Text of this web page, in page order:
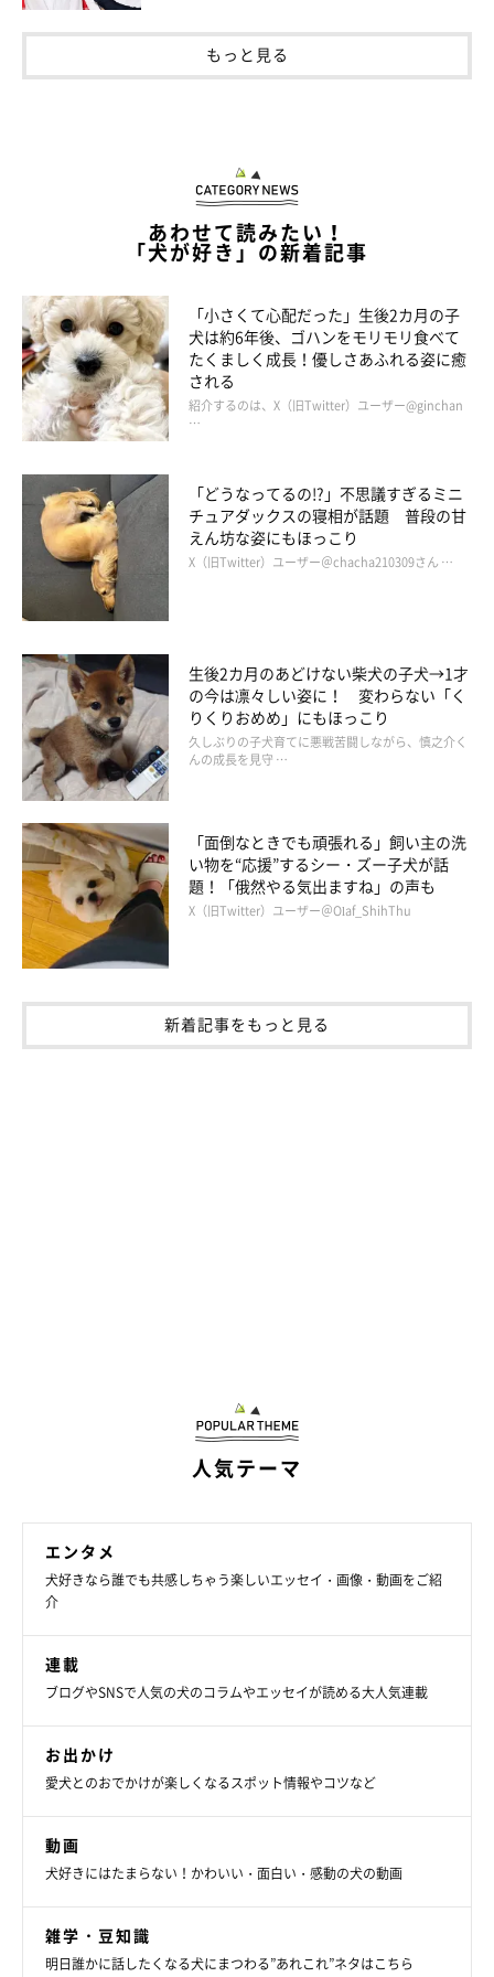
＠saradog0704
飼い主さんによると、メイちゃんは今年で10才に。最近の様子に
ついて伺うと、こんなことを教えてくれました。
「ふだんの様子としてはとてもマイペースで、寝ている時間も多
くなってきましたが、おやつの時間の催促だけは絶対に忘れませ
ん。
また、とてもおりこうなので、飼い主の指示に合わせて『オテ』
『オスワリ』『フセ』ができるのはもちろん、『お留守番してい
てね』と言うと、自ら進んでケージに入って待っていてくれま
す。
飼い主の指示をしっかりわかってくれる賢さと、おやつを全力で
い魅力だと思っています」
飼い主さんにとってメイちゃんは「かけがえ
もっと見る
あわせて読みたい！
「犬が好き」の新着記事
「小さくて心配だった」生後2カ月の子
犬は約6年後、ゴハンをモリモリ食べて
たくましく成長！優しさあふれる姿に癒
される
紹介するのは、X（旧Twitter）ユーザー@ginchan
…
「どうなってるの!?」不思議すぎるミニ
チュアダックスの寝相が話題 普段の甘
えん坊な姿にもほっこり
X（旧Twitter）ユーザー＠chacha210309さん …
生後2カ月のあどけない柴犬の子犬→1才
の今は凛々しい姿に！ 変わらない「く
りくりおめめ」にもほっこり
久しぶりの子犬育てに悪戦苦闘しながら、慎之介く
んの成長を見守 …
「面倒なときでも頑張れる」飼い主の洗
い物を“応援”するシー・ズー子犬が話
題！「俄然やる気出ますね」の声も
X（旧Twitter）ユーザー＠Olaf_ShihThu
新着記事をもっと見る
人気テーマ
エンタメ
犬好きなら誰でも共感しちゃう楽しいエッセイ・画像・動画をご紹
介
連載
ブログやSNSで人気の犬のコラムやエッセイが読める大人気連載
お出かけ
愛犬とのおでかけが楽しくなるスポット情報やコツなど
動画
犬好きにはたまらない！かわいい・面白い・感動の犬の動画
雑学・豆知識
明日誰かに話したくなる犬にまつわる”あれこれ”ネタはこちら